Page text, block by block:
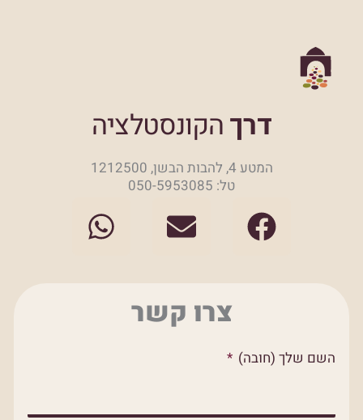
דרךהקונסטלציה
המטע 4, להבות הבשן, 1212500
טל: 050-5953085
F
a
o
k
E
n
l
e
W
h
p
צרו קשר
השם שלך (חובה)